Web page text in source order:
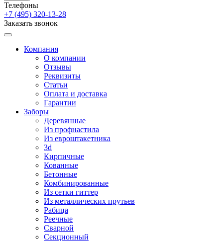
Телефоны
+7 (495) 320-13-28
Заказать звонок
Компания
О компании
Отзывы
Реквизиты
Статьи
Оплата и доставка
Гарантии
Заборы
Деревянные
Из профнастила
Из евроштакетника
3d
Кирпичные
Кованные
Бетонные
Комбинированные
Из сетки гиттер
Из металлических прутьев
Рабица
Реечные
Сварной
Секционный